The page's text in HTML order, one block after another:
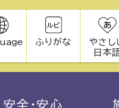
ふりがな
やさし
日本
安全・安心